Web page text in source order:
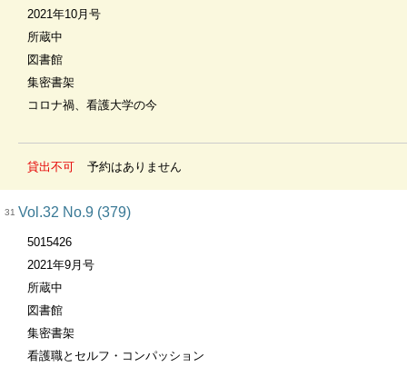
2021年10月号
所蔵中
図書館
集密書架
コロナ禍、看護大学の今
貸出不可 予約はありません
31 Vol.32 No.9 (379)
5015426
2021年9月号
所蔵中
図書館
集密書架
看護職とセルフ・コンパッション